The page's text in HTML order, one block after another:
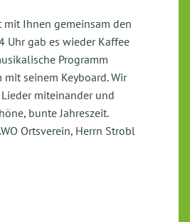
mit Ihnen gemeinsam den
Uhr gab es wieder Kaffee
Programm
seinem Keyboard. Wir
miteinander und
bunte Jahreszeit.
Ortsverein, Herrn Strobl